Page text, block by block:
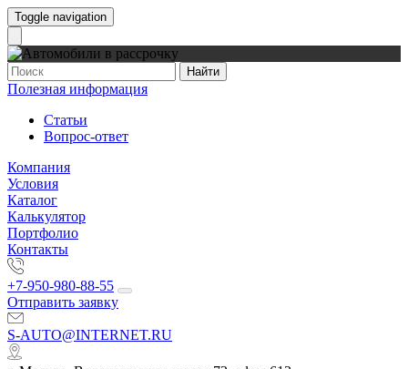
Toggle navigation
Найти
Полезная информация
Статьи
Вопрос-ответ
Компания
Условия
Каталог
Калькулятор
Портфолио
Контакты
+7-950-980-88-55
Отправить заявку
S-AUTO@INTERNET.RU